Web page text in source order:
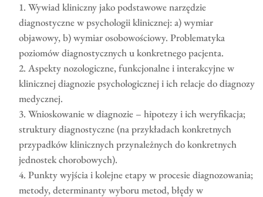
Wywiad kliniczny jako podstawowe narzędzie
diagnostyczne w psychologii klinicznej: a) wymiar
objawowy, b) wymiar osobowościowy. Problematyka
poziomów diagnostycznych u konkretnego pacjenta.
Aspekty nozologiczne, funkcjonalne i interakcyjne w
klinicznej diagnozie psychologicznej i ich relacje do diagnozy
medycznej.
Wnioskowanie w diagnozie – hipotezy i ich weryfikacja;
struktury diagnostyczne (na przykładach konkretnych
przypadków klinicznych przynależnych do konkretnych
jednostek chorobowych).
Punkty wyjścia i kolejne etapy w procesie diagnozowania;
metody, determinanty wyboru metod, błędy w